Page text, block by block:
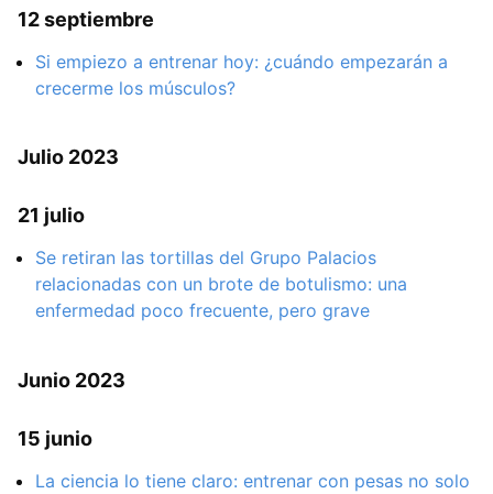
12 septiembre
Si empiezo a entrenar hoy: ¿cuándo empezarán a
crecerme los músculos?
Julio 2023
21 julio
Se retiran las tortillas del Grupo Palacios
relacionadas con un brote de botulismo: una
enfermedad poco frecuente, pero grave
Junio 2023
15 junio
La ciencia lo tiene claro: entrenar con pesas no solo